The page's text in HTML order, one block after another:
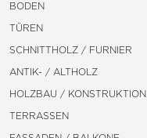
BODEN
TÜREN
SCHNITTHOLZ / FURNIER
ANTIK- / ALTHOLZ
HOLZBAU / KONSTRUKTION
TERRASSEN